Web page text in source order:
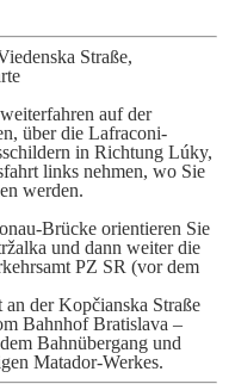
Straße,
auf der
über die Lafraconi-
in Richtung Lúky,
links nehmen, wo Sie
werden.
Brücke orientieren Sie
und dann weiter die
PZ SR (vor dem
der Kopčianska Straße
Bahnhof Bratislava –
Bahnübergang und
Matador-Werkes.